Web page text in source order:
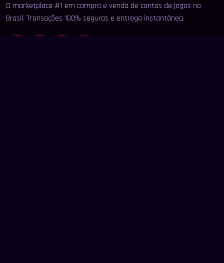
O marketplace #1 em compra e venda de contas de jogos no
Brasil. Transações 100% seguras e entrega instantânea.